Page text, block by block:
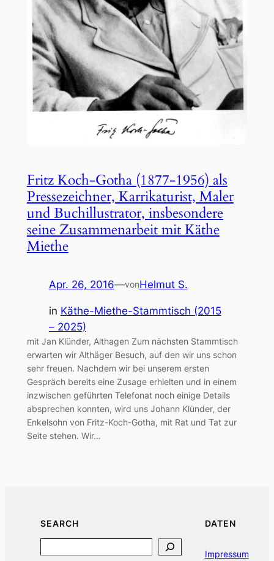
Fritz Koch-Gotha (1877-1956) als
Pressezeichner, Karrikaturist, Maler
und Buchillustrator, insbesondere
seine Zusammenarbeit mit Käthe
Miethe
Apr. 26, 2016—vonHelmut S.
in Käthe-Miethe-Stammtisch (2015
– 2025)
mit Jan Klünder, Althagen Zum nächsten Stammtisch
erwarten wir Althäger Besuch, auf den wir uns schon
sehr freuen. Nachdem wir bei unserem ersten
Gespräch bereits eine Zusage erhielten und in einem
inzwischen geführten Telefonat noch einige Details
absprechen konnten, wird uns Johann Klünder, der
Enkelsohn von Fritz-Koch-Gotha, mit Rat und Tat zur
Seite stehen. Wir…
SEARCH DATEN
Impressum